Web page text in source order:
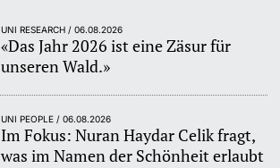
UNI RESEARCH / 06.08.2026
«Das Jahr 2026 ist eine Zäsur für
unseren Wald.»
UNI PEOPLE / 06.08.2026
Im Fokus: Nuran Haydar Celik fragt,
was im Namen der Schönheit erlaubt